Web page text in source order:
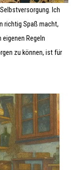
Ich
richtig Spaß macht,
Regeln
zu können, ist für